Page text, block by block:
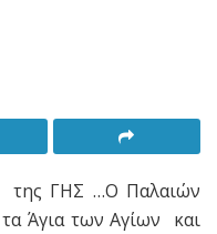
της ΓΗΣ …Ο Παλαιών
Άγια των Αγίων και